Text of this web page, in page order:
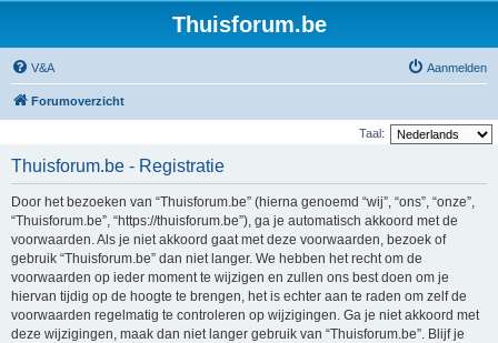
Thuisforum.be
V&A Aanmelden
Forumoverzicht
Taal:
Thuisforum.be - Registratie
Door het bezoeken van “Thuisforum.be” (hierna genoemd “wij”, “ons”, “onze”,
“Thuisforum.be”, “https://thuisforum.be”), ga je automatisch akkoord met de
voorwaarden. Als je niet akkoord gaat met deze voorwaarden, bezoek of
gebruik “Thuisforum.be” dan niet langer. We hebben het recht om de
voorwaarden op ieder moment te wijzigen en zullen ons best doen om je
hiervan tijdig op de hoogte te brengen, het is echter aan te raden om zelf de
voorwaarden regelmatig te controleren op wijzigingen. Ga je niet akkoord met
deze wijzigingen, maak dan niet langer gebruik van “Thuisforum.be”. Blijf je